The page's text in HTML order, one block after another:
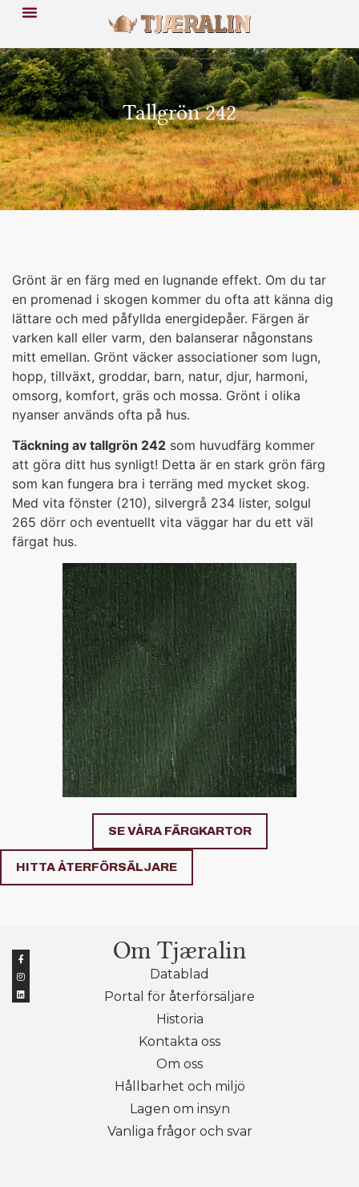
Tallgrön 242
Grönt är en färg med en lugnande effekt. Om du tar
en promenad i skogen kommer du ofta att känna dig
lättare och med påfyllda energidepåer. Färgen är
varken kall eller varm, den balanserar någonstans
mitt emellan. Grönt väcker associationer som lugn,
hopp, tillväxt, groddar, barn, natur, djur, harmoni,
omsorg, komfort, gräs och mossa. Grönt i olika
nyanser används ofta på hus.
Täckning av tallgrön 242 som huvudfärg kommer
att göra ditt hus synligt! Detta är en stark grön färg
som kan fungera bra i terräng med mycket skog.
Med vita fönster (210), silvergrå 234 lister, solgul
265 dörr och eventuellt vita väggar har du ett väl
färgat hus.
SE VÅRA FÄRGKARTOR
HITTA ÅTERFÖRSÄLJARE
Om Tjæralin
Datablad
Portal för återförsäljare
Historia
Kontakta oss
Om oss
Hållbarhet och miljö
Lagen om insyn
Vanliga frågor och svar